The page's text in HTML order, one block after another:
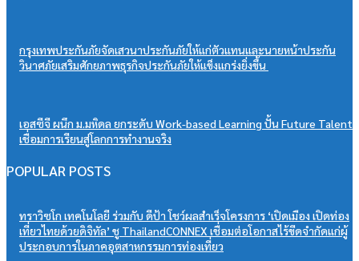
กรุงเทพประกันภัยจัดเสวนาประกันภัยให้แก่ตัวแทนและนายหน้าประกัน
วินาศภัยเสริมศักยภาพธุรกิจประกันภัยให้แข็งแกร่งยิ่งขึ้น
เอสซีจี ผนึก ม.มหิดล ยกระดับ Work-based Learning ปั้น Future Talent
เชื่อมการเรียนสู่โลกการทำงานจริง
POPULAR POSTS
ทราวิซโก เทคโนโลยี ร่วมกับ ดีป้า โชว์ผลสำเร็จโครงการ ‘เปิดเมือง เปิดท่อง
เที่ยวไทยด้วยดิจิทัล’ ชู ThailandCONNEX เชื่อมต่อโอกาสไร้ขีดจำกัดแก่ผู้
ประกอบการในภาคอุตสาหกรรมการท่องเที่ยว